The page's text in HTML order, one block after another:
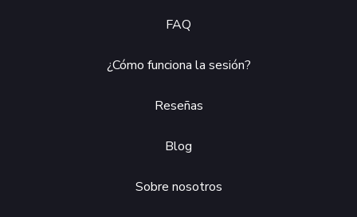
FAQ
¿Cómo funciona la sesión?
Reseñas
Blog
Sobre nosotros